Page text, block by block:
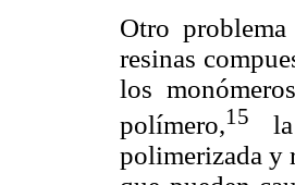
Otro
resinas
los
polímero,15
la
polimerizada y